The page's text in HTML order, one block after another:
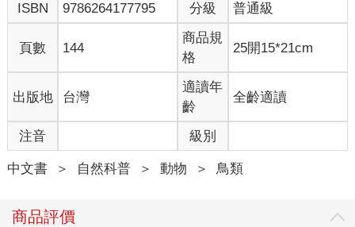
ISBN
9786264177795 分級 普通級
頁數 144
商品規
格
25開15*21cm
出版地 台灣
適讀年
齡
全齡適讀
注音 級別
中文書 ＞ 自然科普 ＞ 動物 ＞ 鳥類
商品評價